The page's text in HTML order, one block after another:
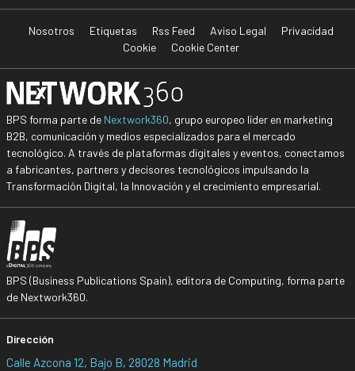
Nosotros Etiquetas Rss Feed Aviso Legal
Privacidad
Cookie
Cookie Center
BPS forma parte de Nextwork360, grupo europeo líder en marketing
B2B, comunicación y medios especializados para el mercado
tecnológico. A través de plataformas digitales y eventos, conectamos
a fabricantes, partners y decisores tecnológicos impulsando la
Transformación Digital, la Innovación y el crecimiento empresarial.
BPS (Business Publications Spain), editora de Computing, forma parte
de Nextwork360.
Dirección
Calle Azcona 12, Bajo B, 28028 Madrid